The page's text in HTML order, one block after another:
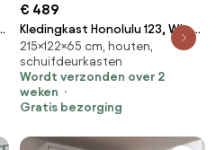
€ 489
Kledingkast Honolulu 123, Wit,
215x122x65cm, 125 kg,
Kledingkast deuren: Schuivend,
Aantal planken: 4, Aantal
planken: 4
215×122×65 cm, houten,
schuifdeurkasten
Wordt verzonden over 2
weken
Gratis bezorging